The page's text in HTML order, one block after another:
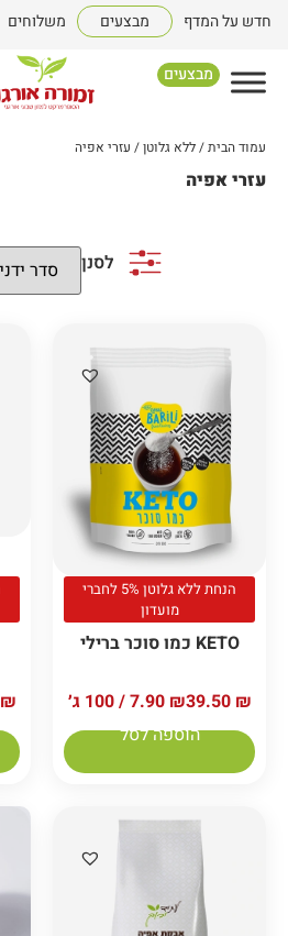
חדש על המדף מבצעים משלוחים
מבצעים
עמוד הבית/ללא גלוטן/ עזרי אפיה
עזרי אפיה
לסנן
הנחת ללא גלוטן 5% לחברי
מועדון
KETO כמו סוכר ברילי
39.50 ₪
7.90 ₪
/ 100 ג׳
הוספה לסל
₪